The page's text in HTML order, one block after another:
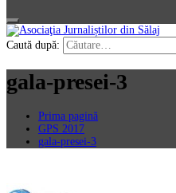
Asociaţia Jurnaliștilor din Sălaj
Caută după:
gala-presei-3
Prima pagină
GPS 2017
gala-presei-3